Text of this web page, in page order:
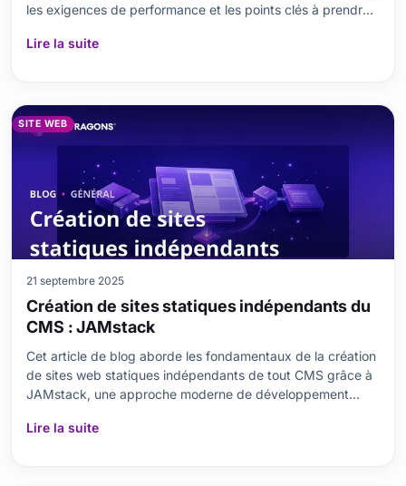
les exigences de performance et les points clés à prendre
compare différents types d hébergement, de l
Lire la suite
SITE WEB
21 septembre 2025
Création de sites statiques indépendants du
CMS : JAMstack
Cet article de blog aborde les fondamentaux de la création
de sites web statiques indépendants de tout CMS grâce à
JAMstack, une approche moderne de développement
explique pourquoi privilégier les sites web statiques. Les
Lire la suite